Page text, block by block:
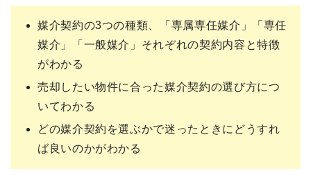
媒介契約の3つの種類、「専属専任媒介」「専任
媒介」「一般媒介」それぞれの契約内容と特徴
がわかる
売却したい物件に合った媒介契約の選び方につ
いてわかる
どの媒介契約を選ぶかで迷ったときにどうすれ
ば良いのかがわかる